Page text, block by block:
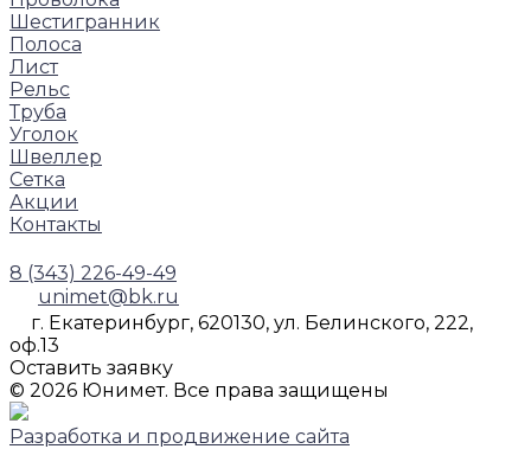
Шестигранник
Полоса
Лист
Рельс
Труба
Уголок
Швеллер
Сетка
Акции
Контакты
8 (343) 226-49-49
unimet@bk.ru
г. Екатеринбург, 620130, ул. Белинского, 222,
оф.13
Оставить заявку
© 2026 Юнимет. Все права защищены
Разработка и продвижение сайта